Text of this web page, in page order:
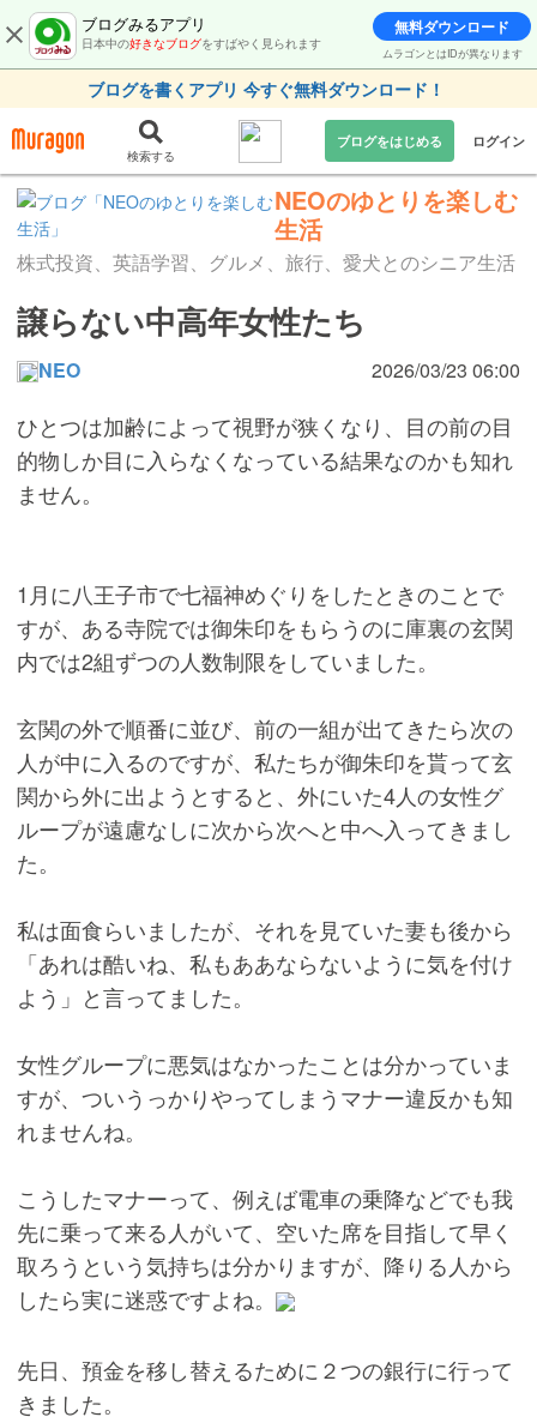
ブログみるアプリ
日本中の好きなブログをすばやく見られます
無料ダウンロード
ムラゴンとはIDが異なります
ブログを書くアプリ 今すぐ無料ダウンロード！
検索する
ブログをはじめる ログイン
NEOのゆとりを楽しむ
生活
株式投資、英語学習、グルメ、旅行、愛犬とのシニア生活
譲らない中高年女性たち
NEO 2026/03/23 06:00
ひとつは加齢によって視野が狭くなり、目の前の目
的物しか目に入らなくなっている結果なのかも知れ
ません。
1月に八王子市で七福神めぐりをしたときのことで
すが、ある寺院では御朱印をもらうのに庫裏の玄関
内では2組ずつの人数制限をしていました。
玄関の外で順番に並び、前の一組が出てきたら次の
人が中に入るのですが、私たちが御朱印を貰って玄
関から外に出ようとすると、外にいた4人の女性グ
ループが遠慮なしに次から次へと中へ入ってきまし
た。
私は面食らいましたが、それを見ていた妻も後から
「あれは酷いね、私もああならないように気を付け
よう」と言ってました。
女性グループに悪気はなかったことは分かっていま
すが、ついうっかりやってしまうマナー違反かも知
れませんね。
こうしたマナーって、例えば電車の乗降などでも我
先に乗って来る人がいて、空いた席を目指して早く
取ろうという気持ちは分かりますが、降りる人から
したら実に迷惑ですよね。
先日、預金を移し替えるために２つの銀行に行って
きました。